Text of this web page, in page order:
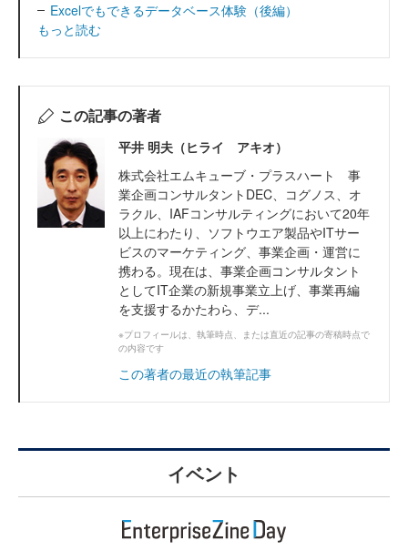
Excelでもできるデータベース体験（後編）
もっと読む
この記事の著者
平井 明夫（ヒライ アキオ）
株式会社エムキューブ・プラスハート 事
業企画コンサルタントDEC、コグノス、オ
ラクル、IAFコンサルティングにおいて20年
以上にわたり、ソフトウエア製品やITサー
ビスのマーケティング、事業企画・運営に
携わる。現在は、事業企画コンサルタント
としてIT企業の新規事業立上げ、事業再編
を支援するかたわら、デ...
※プロフィールは、執筆時点、または直近の記事の寄稿時点で
の内容です
この著者の最近の執筆記事
イベント